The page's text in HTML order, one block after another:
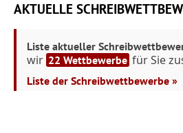
AKTUELLE
Liste aktueller
wir 22 Wettbewerbe für Sie
Liste der Schreibwettbewerbe »